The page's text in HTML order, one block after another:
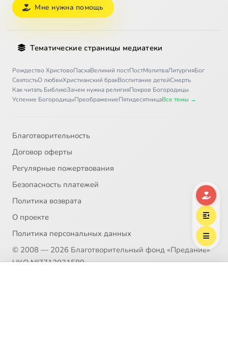
Мне нужна помощь
Тематические страницы медиатеки
Рождество ХристовоПасхаВеликий постПостМолитваЛитургияБог
СвятостьО любвиХристианский бракВоспитание детейСмерть
Как читать БиблиюЗачем нужна религияПокров Богородицы
Успение БогородицыПреображениеПятидесятницаВсе темы →
Благотворительность
Договор оферты
Регулярные пожертвования
Безопасность платежей
Политика возврата
О проекте
Политика персональных данных
© 2008 — 2026 Благотворительный фонд «Предание»
НКО №7712031589